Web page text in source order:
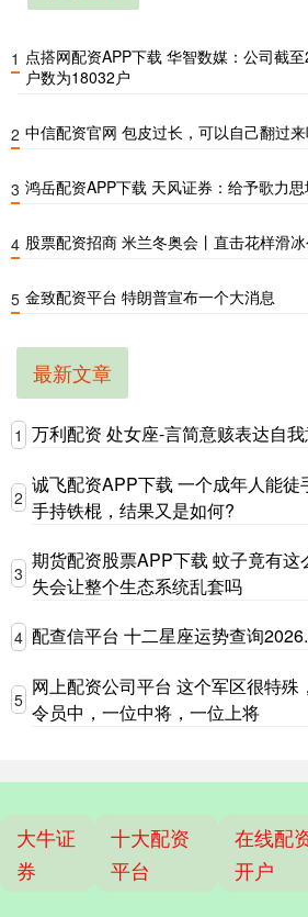
1 点搭网配资APP下载 华智数媒：公司截
户数为18032户
2 中信配资官网 包皮过长，可以自己翻过
3 鸿岳配资APP下载 天风证券：给予歌力
4 股票配资招商 米兰冬奥会丨直击花样滑
5 金致配资平台 特朗普宣布一个大消息
最新文章
1 万利配资 处女座-言简意赅表达自
2
诚飞配资APP下载 一个成年人能
手持铁棍，结果又是如何?
3
期货配资股票APP下载 蚊子竟有这
失会让整个生态系统乱套吗
4 配查信平台 十二星座运势查询
5
网上配资公司平台 这个军区很特殊
令员中，一位中将，一位上将
大牛证
券
十大配资
平台
在线配
开户